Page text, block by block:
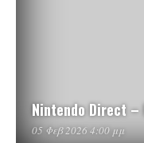
Nintendo Direct –
05 Φεβ 2026 4:00 μμ